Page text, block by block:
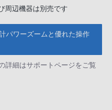
周辺機器は別売です
パワーズームと優れた操作
詳細はサポートページをご覧